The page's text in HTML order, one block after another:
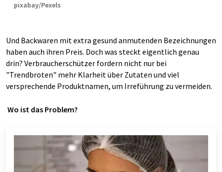
pixabay/Pexels
Und Backwaren mit extra gesund anmutenden Bezeichnungen
haben auch ihren Preis. Doch was steckt eigentlich genau
drin? Verbraucherschützer fordern nicht nur bei
"Trendbroten" mehr Klarheit über Zutaten und viel
versprechende Produktnamen, um Irreführung zu vermeiden.
Wo ist das Problem?